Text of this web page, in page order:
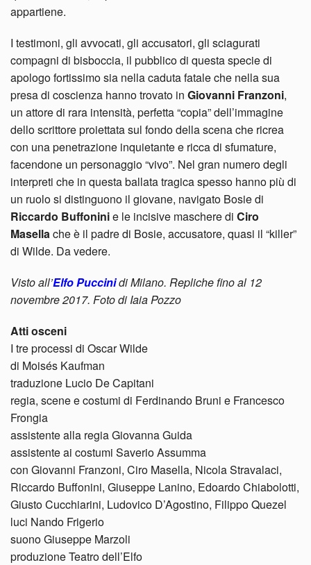
appartiene.
I testimoni, gli avvocati, gli accusatori, gli sciagurati
compagni di bisboccia, il pubblico di questa specie di
apologo fortissimo sia nella caduta fatale che nella sua
presa di coscienza hanno trovato in Giovanni Franzoni,
un attore di rara intensità, perfetta “copia” dell’immagine
dello scrittore proiettata sul fondo della scena che ricrea
con una penetrazione inquietante e ricca di sfumature,
facendone un personaggio “vivo”. Nel gran numero degli
interpreti che in questa ballata tragica spesso hanno più di
un ruolo si distinguono il giovane, navigato Bosie di
Riccardo Buffoninie le incisive maschere di Ciro
Masellache è il padre di Bosie, accusatore, quasi il “killer”
di Wilde. Da vedere.
Visto all’Elfo Puccinidi Milano. Repliche fino al 12
novembre 2017. Foto di Iaia Pozzo
Atti osceni
I tre processi di Oscar Wilde
di Moisés Kaufman
traduzione Lucio De Capitani
regia, scene e costumi di Ferdinando Bruni e Francesco
Frongia
assistente alla regia Giovanna Guida
assistente ai costumi Saverio Assumma
con Giovanni Franzoni, Ciro Masella, Nicola Stravalaci,
Riccardo Buffonini, Giuseppe Lanino, Edoardo Chiabolotti,
Giusto Cucchiarini, Ludovico D’Agostino, Filippo Quezel
luci Nando Frigerio
suono Giuseppe Marzoli
produzione Teatro dell’Elfo